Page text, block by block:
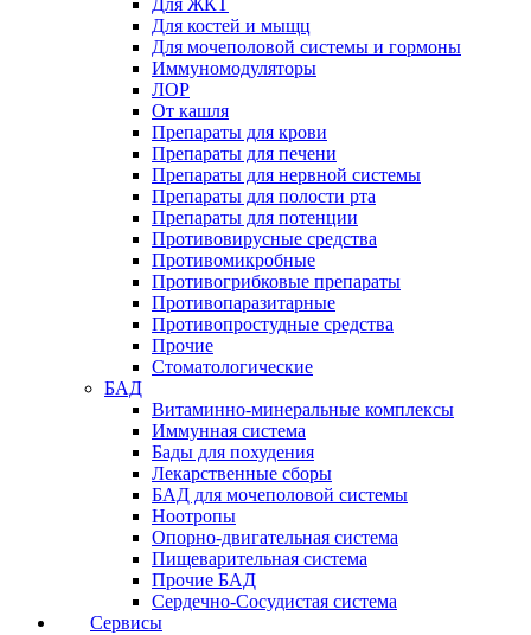
Для ЖКТ
Для костей и мыщц
Для мочеполовой системы и гормоны
Иммуномодуляторы
ЛОР
От кашля
Препараты для крови
Препараты для печени
Препараты для нервной системы
Препараты для полости рта
Препараты для потенции
Противовирусные средства
Противомикробные
Противогрибковые препараты
Противопаразитарные
Противопростудные средства
Прочие
Стоматологические
БАД
Витаминно-минеральные комплексы
Иммунная система
Бады для похудения
Лекарственные сборы
БАД для мочеполовой системы
Ноотропы
Опорно-двигательная система
Пищеварительная система
Прочие БАД
Сердечно-Сосудистая система
Сервисы